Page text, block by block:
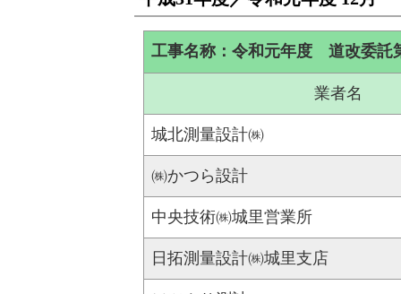
工事名称：令和元年度 道改委託
業者名
城北測量設計㈱
㈱かつら設計
中央技術㈱城里営業所
日拓測量設計㈱城里支店